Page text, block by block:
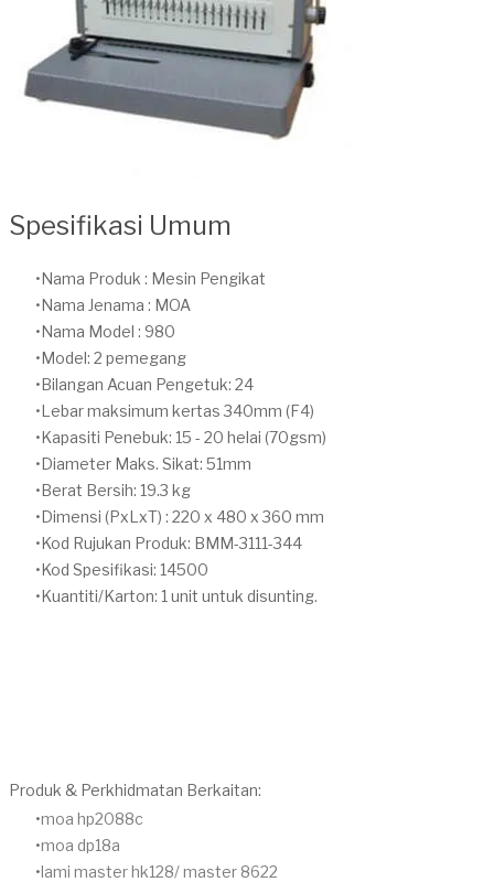
Spesifikasi Umum
Nama Produk : Mesin Pengikat
Nama Jenama : MOA
Nama Model : 980
Model: 2 pemegang
Bilangan Acuan Pengetuk: 24
Lebar maksimum kertas 340mm (F4)
Kapasiti Penebuk: 15 - 20 helai (70gsm)
Diameter Maks. Sikat: 51mm
Berat Bersih: 19.3 kg
Dimensi (PxLxT) : 220 x 480 x 360 mm
Kod Rujukan Produk: BMM-3111-344
Kod Spesifikasi: 14500
Kuantiti/Karton: 1 unit untuk disunting.
Produk & Perkhidmatan Berkaitan:
moa hp2088c
moa dp18a
lami master hk128/ master 8622